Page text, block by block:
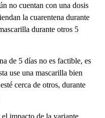
no cuentan con una dosis
la cuarentena durante
durante otros 5
de 5 días no es factible, es
use una mascarilla bien
cerca de otros, durante
impacto de la variante